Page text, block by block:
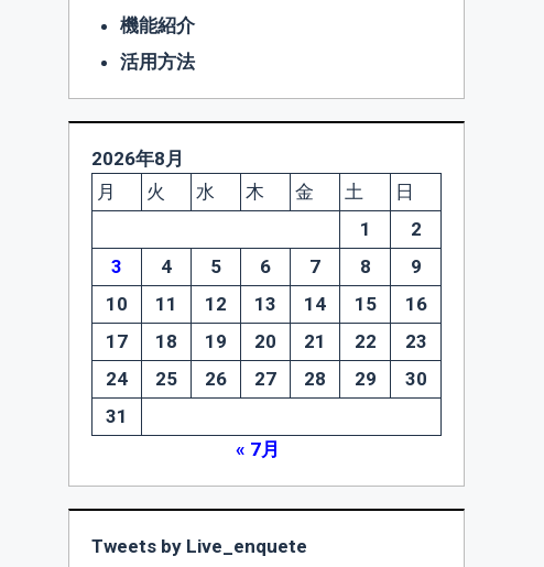
機能紹介
活用方法
2026年8月
月
火 水 木 金 土
日
1
2
3
4 5 6 7 8
9
10
11 12 13 14 15
16
17
18 19 20 21 22
23
24
25 26 27 28 29
30
31
« 7月
Tweets by Live_enquete